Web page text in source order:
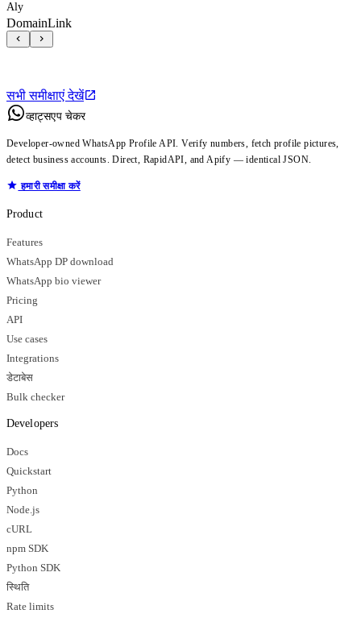
Aly
DomainLink
सभी समीक्षाएं देखें
व्हाट्सएप चेकर
Developer-owned WhatsApp Profile API. Verify numbers, fetch profile pictures,
detect business accounts. Direct, RapidAPI, and Apify — identical JSON.
हमारी समीक्षा करें
Product
Features
WhatsApp DP download
WhatsApp bio viewer
Pricing
API
Use cases
Integrations
डेटाबेस
Bulk checker
Developers
Docs
Quickstart
Python
Node.js
cURL
npm SDK
Python SDK
स्थिति
Rate limits